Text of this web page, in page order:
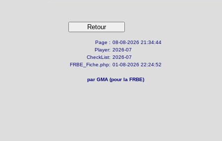
Page : 08-08-2026 21:34:44
Player: 2026-07
CheckList: 2026-07
FRBE_Fiche.php: 01-08-2026 22:24:52
par GMA (pour la FRBE)